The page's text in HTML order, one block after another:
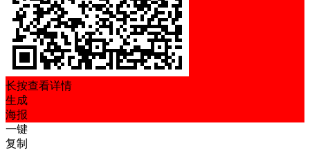
长按查看详情
生成
海报
一键
复制